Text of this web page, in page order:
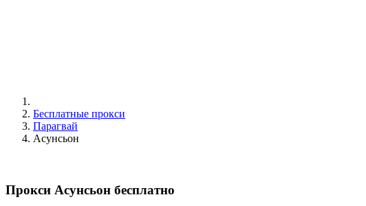
Бесплатные прокси
Парагвай
Асунсьон
Прокси Асунсьон бесплатно